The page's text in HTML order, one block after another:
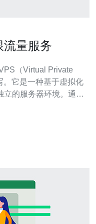
流量服务
。它是一种基于虚拟化
立的服务器环境。通过